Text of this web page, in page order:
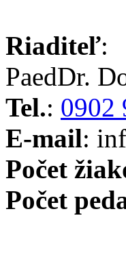
Riaditeľ:
PaedDr.
Tel.: 0902
E-mail:
Počet
Počet